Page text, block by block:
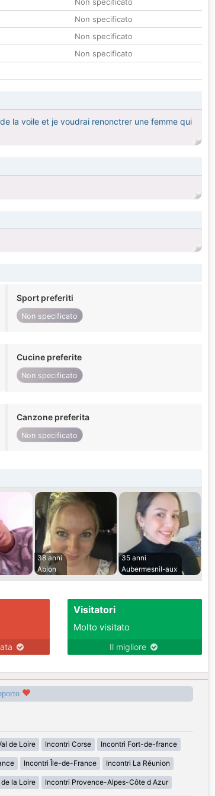
Non specificato
Non specificato
Non specificato
la voile et je voudrai renonctrer une femme qui
Sport preferiti
Non specificato
Cucine preferite
Non specificato
Canzone preferita
Non specificato
38 anni
Ablon
35 anni
Aubermesnil-aux
Visitatori
Molto visitato
Il migliore
de Loire Incontri Corse Incontri Fort-de-france
Incontri Île-de-France Incontri La Réunion
la Loire Incontri Provence-Alpes-Côte d Azur